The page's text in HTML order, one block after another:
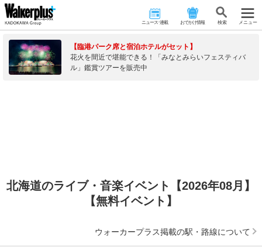
ニュース･連載 おでかけ情報 検 索 メニュー
【臨港パーク席と宿泊ホテルがセット】
花火を間近で堪能できる！「みなとみらいフェスティバ
ル」鑑賞ツアーを販売中
北海道のライブ・音楽イベント【2026年08月】
【無料イベント】
ウォーカープラス掲載の駅・路線について